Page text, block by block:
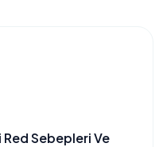
Sebepleri Ve